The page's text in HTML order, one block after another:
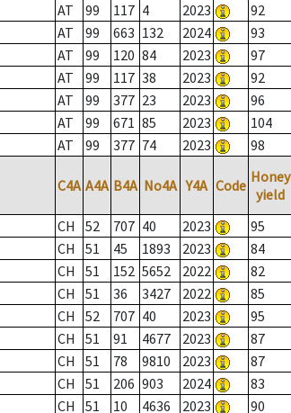
AT 99 117 4 2023 92
AT 99 663 132 2024 93
AT 99 120 84 2023 97
AT 99 117 38 2023 92
AT 99 377 23 2023 96
AT 99 671 85 2023 104
AT 99 377 74 2023 98
C4A A4A B4A No4A Y4A Code Honey
yield
CH 52 707 40 2023 95
CH 51 45 1893 2023 84
CH 51 152 5652 2022 82
CH 51 36 3427 2022 85
CH 52 707 40 2023 95
CH 51 91 4677 2023 87
CH 51 78 9810 2023 87
CH 51 206 903 2024 83
CH 51 10 4636 2023 90